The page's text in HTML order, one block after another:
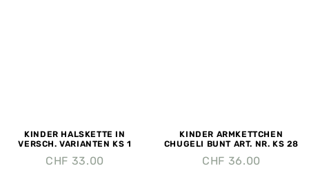
KINDER HALSKETTE IN
VERSCH. VARIANTEN KS 1
CHF 33.00
KINDER ARMKETTCHEN
CHUGELI BUNT ART. NR. KS 28
CHF 36.00